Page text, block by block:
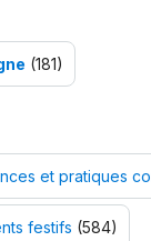
(181)
et pratiques
festifs (584)